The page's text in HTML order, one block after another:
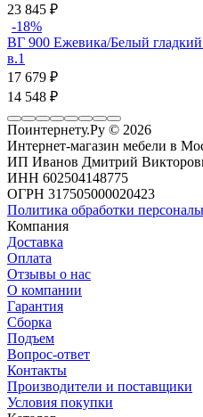
23 845 ₽
-18%
ВГ 900 Ежевика/Белый
в.1
17 679 ₽
14 548 ₽
Поинтернету.Ру © 2026
Интернет-магазин мебели в
ИП Иванов Дмитрий
ИНН 602504148775
ОГРН 317505000020423
Политика обработки
Компания
Доставка
Оплата
Отзывы о нас
О компании
Гарантия
Сборка
Подъем
Вопрос-ответ
Контакты
Производители и поставщики
Условия покупки